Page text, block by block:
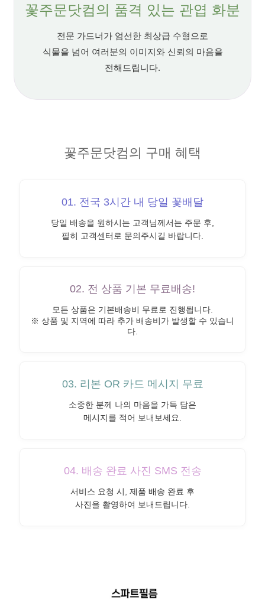
꽃주문닷컴의 품격 있는 관엽 화분
전문 가드너가 엄선한 최상급 수형으로
식물을 넘어 여러분의 이미지와 신뢰의 마음을
전해드립니다.
꽃주문닷컴의 구매 혜택
01. 전국 3시간 내 당일 꽃배달
당일 배송을 원하시는 고객님께서는 주문 후,
필히 고객센터로 문의주시길 바랍니다.
02. 전 상품 기본 무료배송!
모든 상품은 기본배송비 무료로 진행됩니다.
※ 상품 및 지역에 따라 추가 배송비가 발생할 수 있습니
다.
03. 리본 OR 카드 메시지 무료
소중한 분께 나의 마음을 가득 담은
메시지를 적어 보내보세요.
04. 배송 완료 사진 SMS 전송
서비스 요청 시, 제품 배송 완료 후
사진을 촬영하여 보내드립니다.